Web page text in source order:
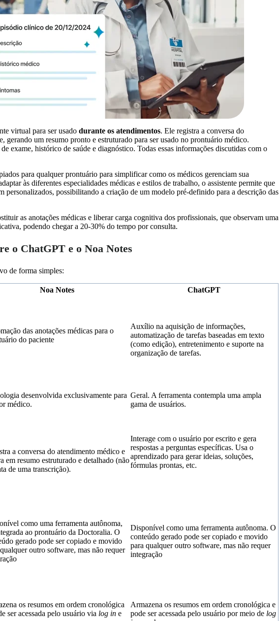
virtual para ser usado durante os atendimentos. Ele registra a conversa do
gerando um resumo pronto e estruturado para ser usado no prontuário médico.
exame, histórico de saúde e diagnóstico. Todas essas informações discutidas com o
para qualquer prontuário para simplificar como os médicos gerenciam sua
às diferentes especialidades médicas e estilos de trabalho, o assistente permite que
personalizados, possibilitando a criação de um modelo pré-definido para a descrição das
as anotações médicas e liberar carga cognitiva dos profissionais, que observam uma
podendo chegar a 20-30% do tempo por consulta.
o ChatGPT e o Noa Notes
de forma simples:
Noa Notes ChatGPT
das anotações médicas para o
do paciente
Auxílio na aquisição de informações,
automatização de tarefas baseadas em texto
(como edição), entretenimento e suporte na
organização de tarefas.
desenvolvida exclusivamente para
médico.
Geral. A ferramenta contempla uma ampla
gama de usuários.
a conversa do atendimento médico e
em resumo estruturado e detalhado (não
de uma transcrição).
Interage com o usuário por escrito e gera
respostas a perguntas específicas. Usa o
aprendizado para gerar ideias, soluções,
fórmulas prontas, etc.
como uma ferramenta autônoma,
ao prontuário da Doctoralia. O
gerado pode ser copiado e movido
outro software, mas não requer
Disponível como uma ferramenta autônoma. O
conteúdo gerado pode ser copiado e movido
para qualquer outro software, mas não requer
integração
os resumos em ordem cronológica
ser acessada pelo usuário via log in e
Armazena os resumos em ordem cronológica e
pode ser acessada pelo usuário por meio de log